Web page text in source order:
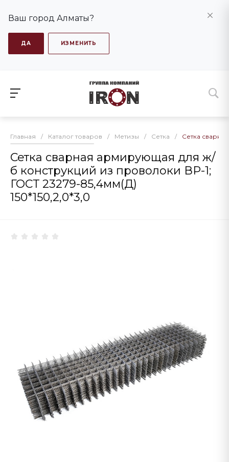
Ваш город Алматы?
ДА ИЗМЕНИТЬ
Главная / Каталог товаров / Метизы / Сетка / Сетка
Сетка сварная армирующая для ж/
б конструкций из проволоки ВР-1;
ГОСТ 23279-85,4мм(Д)
150*150,2,0*3,0